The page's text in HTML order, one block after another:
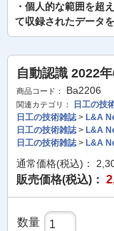
・個人的な範囲を超
て収録されたデータ
自動認識 2022
商品コード： Ba2206
関連カテゴリ：
日工の技
日工の技術雑誌> L&A
日工の技術雑誌> L&A
日工の技術雑誌> L&A
通常価格(税込)：
販売価格(税込)：
数量